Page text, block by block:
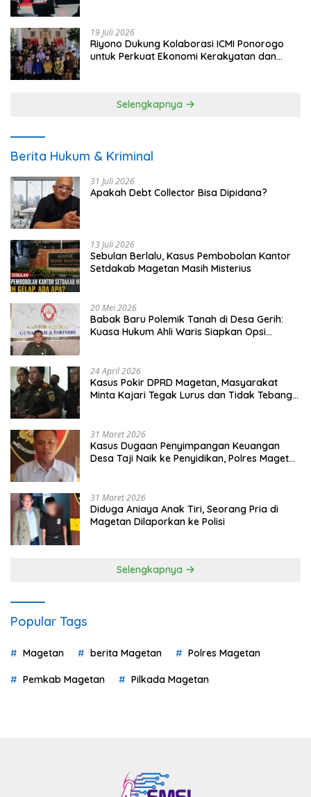
19 Juli 2026
Riyono Dukung Kolaborasi ICMI Ponorogo
untuk Perkuat Ekonomi Kerakyatan dan
Selengkapnya
Berita Hukum & Kriminal
31 Juli 2026
Apakah Debt Collector Bisa Dipidana?
13 Juli 2026
Sebulan Berlalu, Kasus Pembobolan Kantor
Setdakab Magetan Masih Misterius
20 Mei 2026
Babak Baru Polemik Tanah di Desa Gerih:
Kuasa Hukum Ahli Waris Siapkan Opsi
24 April 2026
Kasus Pokir DPRD Magetan, Masyarakat
Minta Kajari Tegak Lurus dan Tidak Tebang
31 Maret 2026
Kasus Dugaan Penyimpangan Keuangan
Desa Taji Naik ke Penyidikan, Polres Magetan
31 Maret 2026
Diduga Aniaya Anak Tiri, Seorang Pria di
Magetan Dilaporkan ke Polisi
Selengkapnya
Popular Tags
Magetan berita Magetan Polres Magetan
Pemkab Magetan Pilkada Magetan